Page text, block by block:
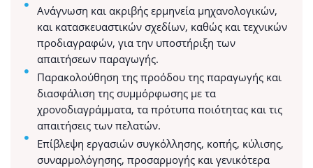
Ανάγνωση και ακριβής ερμηνεία μηχανολογικών,
και κατασκευαστικών σχεδίων, καθώς και τεχνικών
προδιαγραφών, για την υποστήριξη των
απαιτήσεων παραγωγής.
Παρακολούθηση της προόδου της παραγωγής και
διασφάλιση της συμμόρφωσης με τα
χρονοδιαγράμματα, τα πρότυπα ποιότητας και τις
απαιτήσεις των πελατών.
Επίβλεψη εργασιών συγκόλλησης, κοπής, κύλισης,
συναρμολόγησης, προσαρμογής και γενικότερα